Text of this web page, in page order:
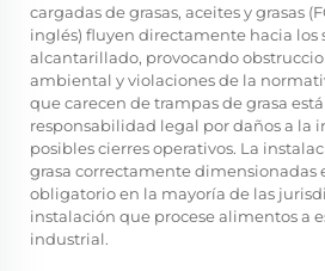
cargadas de grasas, aceites y grasas
inglés) fluyen directamente hacia los
alcantarillado, provocando
ambiental y violaciones de la
que carecen de trampas de grasa
responsabilidad legal por daños a la
posibles cierres operativos. La
grasa correctamente dimensionadas
obligatorio en la mayoría de las
instalación que procese alimentos a
industrial.